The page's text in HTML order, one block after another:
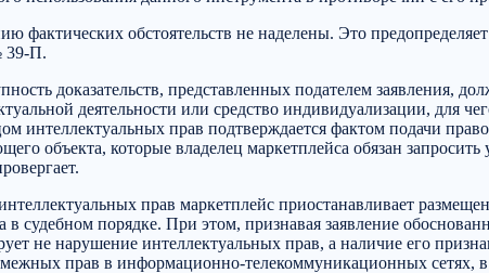
обстоятельств не наделены. Это предопределяет
39-П.
доказательств, представленных подателем заявления,
деятельности или средство индивидуализации, для
интеллектуальных прав подтверждается фактом подачи
объекта, которые владелец маркетплейса обязан
прав маркетплейс приостанавливает
в судебном порядке. При этом, признавая заявление
не нарушение интеллектуальных прав, а наличие его
прав в информационно-телекоммуникационных сетях,